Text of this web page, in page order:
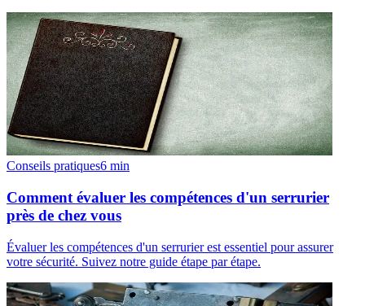
Conseils pratiques6 min
Comment évaluer les compétences d'un serrurier
près de chez vous
Évaluer les compétences d'un serrurier est essentiel pour assurer
votre sécurité. Suivez notre guide étape par étape.